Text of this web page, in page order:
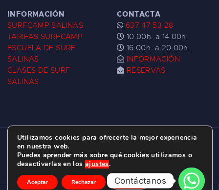
INFORMACIÓN
SURFCAMP SALINAS
TARIFAS SURFCAMP
ESCUELA DE SURF
SALINAS
CLASES DE SURF
SALINAS
CONTACTA
637 47 53 28
10:00h. a 14:00h.
16:00h. a 20:00h.
INFORMACIÓN
RESERVAS
ESCUELA DE SURF LAS DUNAS ©
C/ BERNARDO ÁLVAREZ GALAN 1, SALINAS
(ASTURIAS)
Utilizamos cookies para ofrecerte la mejor experiencia
en nuestra web.
Puedes aprender más sobre qué cookies utilizamos o
desactivarlas en los ajustes.
Aceptar Rechazar Ajustes
Contáctanos